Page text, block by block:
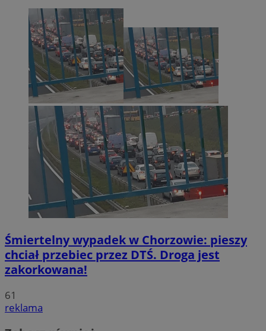
Śmiertelny wypadek w Chorzowie: pieszy
chciał przebiec przez DTŚ. Droga jest
zakorkowana!
61
reklama